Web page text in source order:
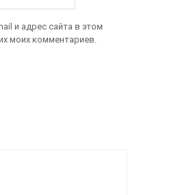
и адрес сайта в этом
моих комментариев.